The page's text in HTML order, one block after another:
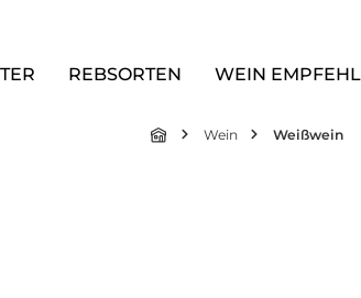
REBSORTEN WEIN
Wein Weißwein